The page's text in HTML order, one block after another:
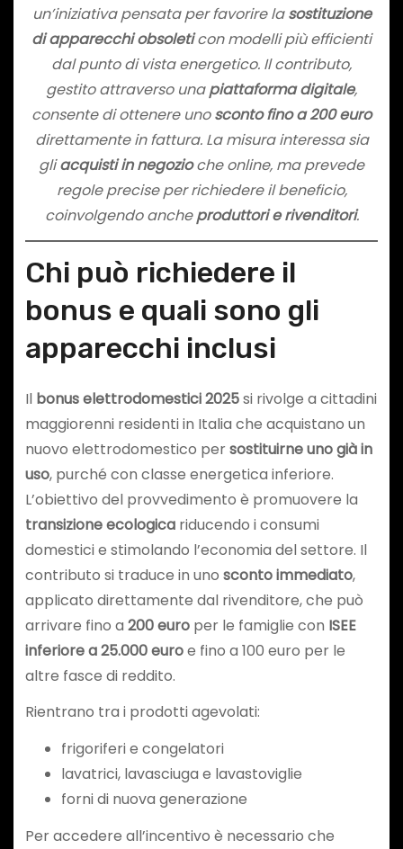
un’iniziativa pensata per favorire lasostituzione
di apparecchi obsoleticon modelli più efficienti
dal punto di vista energetico. Il contributo,
gestito attraverso unapiattaforma digitale,
consente di ottenere unosconto fino a 200 euro
direttamente in fattura. La misura interessa sia
gliacquisti in negozioche online, ma prevede
regole precise per richiedere il beneficio,
coinvolgendo ancheproduttori e rivenditori.
Chi può richiedere il
bonus e quali sono gli
apparecchi inclusi
Il bonus elettrodomestici 2025si rivolge a cittadini
maggiorenni residenti in Italia che acquistano un
nuovo elettrodomestico persostituirne uno già in
uso, purché con classe energetica inferiore.
L’obiettivo del provvedimento è promuovere la
transizione ecologicariducendo i consumi
domestici e stimolando l’economia del settore. Il
contributo si traduce in uno sconto immediato,
applicato direttamente dal rivenditore, che può
arrivare fino a 200 europer le famiglie con ISEE
inferiore a 25.000 euroe fino a 100 euro per le
altre fasce di reddito.
Rientrano tra i prodotti agevolati:
frigoriferi e congelatori
lavatrici, lavasciuga e lavastoviglie
forni di nuova generazione
Per accedere all’incentivo è necessario che